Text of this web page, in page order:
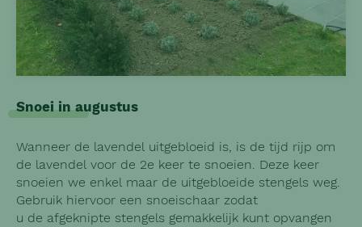
Snoei in augustus
Wanneer de lavendel uitgebloeid is, is de tijd rijp om
de lavendel voor de 2e keer te snoeien. Deze keer
snoeien we enkel maar de uitgebloeide stengels weg.
Gebruik hiervoor een snoeischaar zodat
u de afgeknipte stengels gemakkelijk kunt opvangen